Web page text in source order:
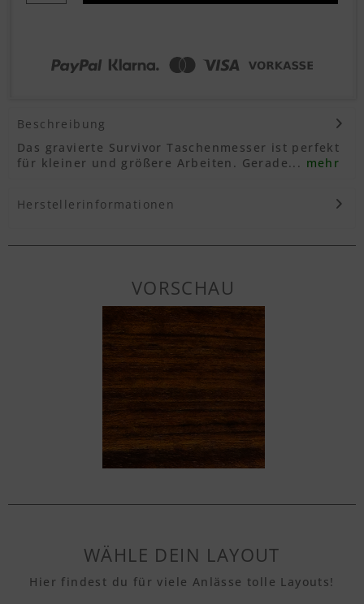
Beschreibung
Das gravierte Survivor Taschenmesser ist perfekt
für kleiner und größere Arbeiten. Gerade... mehr
Herstellerinformationen
VORSCHAU
WÄHLE DEIN LAYOUT
Hier findest du für viele Anlässe tolle Layouts!